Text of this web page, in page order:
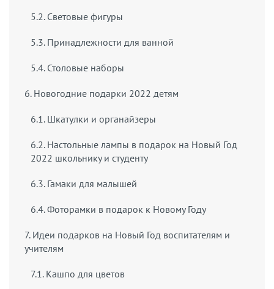
5.2. Световые фигуры
5.3. Принадлежности для ванной
5.4. Столовые наборы
6. Новогодние подарки 2022 детям
6.1. Шкатулки и органайзеры
6.2. Настольные лампы в подарок на Новый Год
2022 школьнику и студенту
6.3. Гамаки для малышей
6.4. Фоторамки в подарок к Новому Году
7. Идеи подарков на Новый Год воспитателям и
учителям
7.1. Кашпо для цветов